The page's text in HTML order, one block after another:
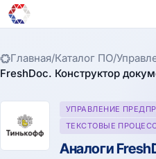
Главная/Каталог ПО/
FreshDoc. Конструктор
УПРАВЛЕНИЕ
ТЕКСТОВЫЕ
Аналоги